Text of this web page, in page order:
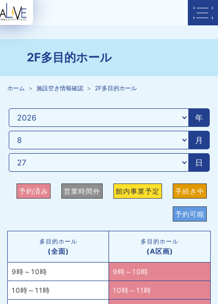
2F多目的ホール
ホーム 施設空き情報確認 2F多目的ホール
年
月
日
予約済み 営業時間外 館内事業予定 手続き中
予約可能
多目的ホール
(全面)
多目的ホール
(A区画)
9時～10時 9時～10時
10時～11時 10時～11時